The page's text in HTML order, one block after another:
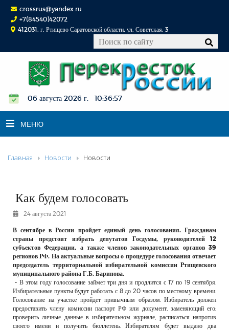
crossrus@yandex.ru
+7(84540)42072
412031, г. Ртищево Саратовской области, ул. Советская, 3
06 августа 2026 г. 10:36:58
МЕНЮ
НОВОСТИ
К СВЕДЕНИЮ
КОНКУРСЫ
РЕКЛАМОДАТЕЛЯМ
ОБЪЯВЛЕНИЯ
КОНТАКТЫ
Главная Новости Новости
Как будем голосовать
24 августа 2021
В сентябре в России пройдет единый день голосования. Гражданам
страны предстоит избрать депутатов Госдумы, руководителей 12
субъектов Федерации, а также членов законодательных органов 39
регионов РФ. На актуальные вопросы о процедуре голосования отвечает
председатель территориальной избирательной комиссии Ртищевского
муниципального района Г.Б. Баринова.
- В этом году голосование займет три дня и продлится с 17 по 19 сентября.
Избирательные пункты будут работать с 8 до 20 часов по местному времени.
Голосование на участке пройдет привычным образом. Избиратель должен
предоставить члену комиссии паспорт РФ или документ, заменяющий его;
проверить личные данные в избирательном журнале, расписаться напротив
своего имени и получить бюллетень. Избирателям будет выдано два